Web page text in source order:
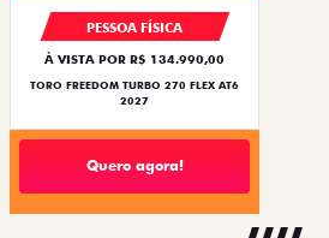
PESSOA FÍSICA
À VISTA POR R$ 134.990,00
TORO FREEDOM TURBO 270 FLEX AT6
2027
Quero agora!